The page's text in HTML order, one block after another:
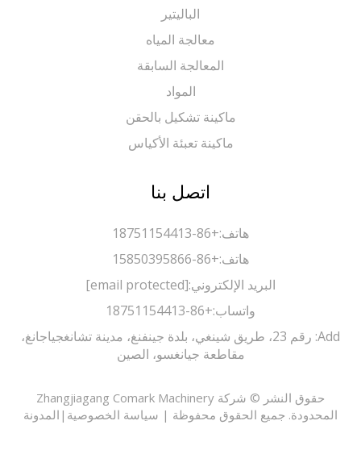
الباليتير
معالجة المياه
المعالجة السابقة
ماكينة تشكيل بالحقن
ماكينة تعبئة الأكياس
اتصل بنا
+86-18751154413
+86-15850395866
البريد الإلكتروني:[email protected]
واتساب:+86-18751154413
Add: رقم 23، طريق شينغي، بلدة جينفنغ، مدينة تشانغجياجانغ،
مقاطعة جيانغسو، الصين
حقوق النشر © شركة Zhangjiagang Comark Machinery
جميع الحقوق محفوظة |سياسة الخصوصية|المدونة